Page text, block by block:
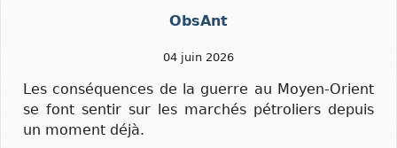
ObsAnt
04 juin 2026
Les conséquences de la guerre au Moyen-Orient
se font sentir sur les marchés pétroliers depuis
un moment déjà.